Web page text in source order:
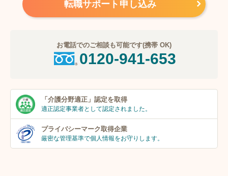
転職サポート申し込み
お電話でのご相談も可能です(携帯 OK)
0120-941-653
「介護分野適正」 認定を取得
適正認定事業者として認定されました。
プライバシーマーク取得企業
厳密な管理基準で個人情報をお守りします。